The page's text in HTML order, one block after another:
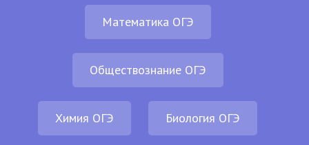
Математика ОГЭ
Обществознание ОГЭ
Химия ОГЭ Биология ОГЭ